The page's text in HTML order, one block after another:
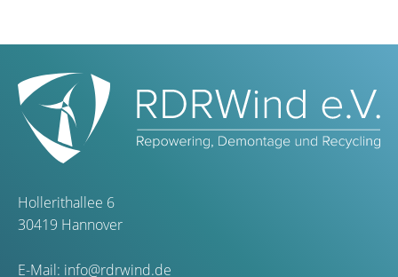
Hollerithallee 6
30419 Hannover
E-Mail: info@rdrwind.de